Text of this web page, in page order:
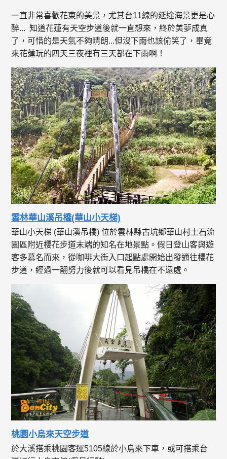
一直非常喜歡花東的美景，尤其台11線的延途海景更是心
醉... 知道花蓮有天空步道後就一直想來，終於美夢成真
了，可惜的是天氣不夠晴朗...但沒下雨也該偷笑了，畢竟
來花蓮玩的四天三夜裡有三天都在下雨啊！
雲林華山溪吊橋(華山小天梯)
華山小天梯 (華山溪吊橋) 位於雲林縣古坑鄉華山村土石流
園區附近櫻花步道末端的知名在地景點。​ 假日登山客與遊
客多慕名而來，從咖啡大街入口起點處開始出發通往櫻花
步道，經過一翻努力後就可以看見吊橋在不遠處。​
桃園小烏來天空步道
於大溪搭乘桃園客運5105線於小烏來下車，或可搭乘台